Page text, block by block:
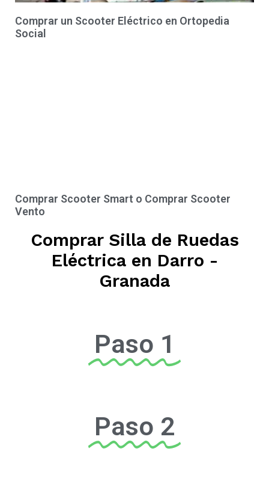
Comprar un Scooter Eléctrico en Ortopedia
Social
Comprar Scooter Smart o Comprar Scooter
Vento
Comprar Silla de Ruedas
Eléctrica en Darro -
Granada
Paso 1
Paso 2